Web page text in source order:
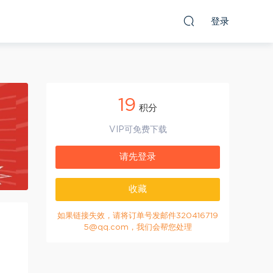
登录
19 积分
VIP可免费下载
请先登录
收藏
如果链接失效，请将订单号发邮件320416719
5@qq.com，我们会帮您处理